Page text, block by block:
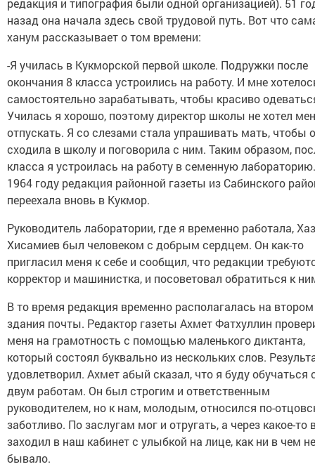
редакция и типография были одной организацией). 51
назад она начала здесь свой трудовой путь. Вот что
ханум рассказывает о том времени:
-Я училась в Кукморской первой школе. Подружки после
окончания 8 класса устроились на работу. И мне
самостоятельно зарабатывать, чтобы красиво
Училась я хорошо, поэтому директор школы не хотел
отпускать. Я со слезами стала упрашивать мать, чтобы
сходила в школу и поговорила с ним. Таким образом,
класса я устроилась на работу в семенную
1964 году редакция районной газеты из Сабинского
переехала вновь в Кукмор.
Руководитель лаборатории, где я временно работала,
Хисамиев был человеком с добрым сердцем. Он как-то
пригласил меня к себе и сообщил, что редакции
корректор и машинистка, и посоветовал обратиться к
В то время редакция временно располагалась на
здания почты. Редактор газеты Ахмет Фатхуллин
меня на грамотность с помощью маленького диктанта,
который состоял буквально из нескольких слов.
удовлетворил. Ахмет абый сказал, что я буду обучаться
двум работам. Он был строгим и ответственным
руководителем, но к нам, молодым, относился по-
заботливо. По заслугам мог и отругать, а через какое-то
заходил в наш кабинет с улыбкой на лице, как ни в чем не
бывало.